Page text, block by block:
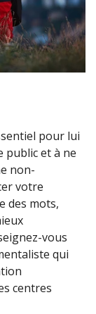
pour lui
public et à ne
non-
votre
des mots,
vous
qui
centres